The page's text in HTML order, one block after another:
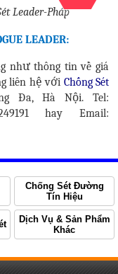
Leader-Pháp
LEADER:
như thông tin về giá
liên hệ với Chống Sét
Đa, Hà Nội. Tel:
hay Email:
Chống Sét Đường
Tín Hiệu
Dịch Vụ & Sản Phẩm
Khác